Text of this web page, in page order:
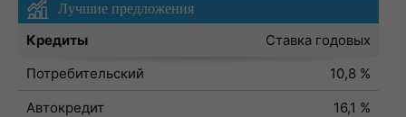
Лучшие предложения
Кредиты
Ставка годовых
Потребительский
10,8 %
Автокредит
16,1 %